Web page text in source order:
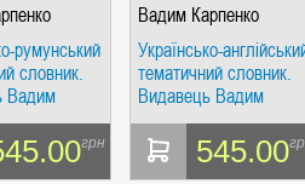
О.І. ЧАС
румунський
словник.
Вадим
грн
Вадим Карпенко
Українсько-
тематичний словник.
Видавець Вадим
Карпенко
545.00